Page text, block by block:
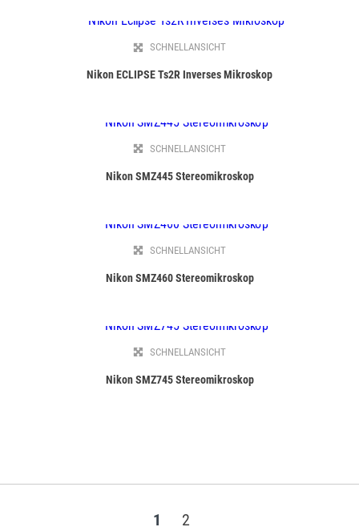
SCHNELLANSICHT
Nikon ECLIPSE Ts2R Inverses Mikroskop
SCHNELLANSICHT
Nikon SMZ445 Stereomikroskop
SCHNELLANSICHT
Nikon SMZ460 Stereomikroskop
SCHNELLANSICHT
Nikon SMZ745 Stereomikroskop
1 2